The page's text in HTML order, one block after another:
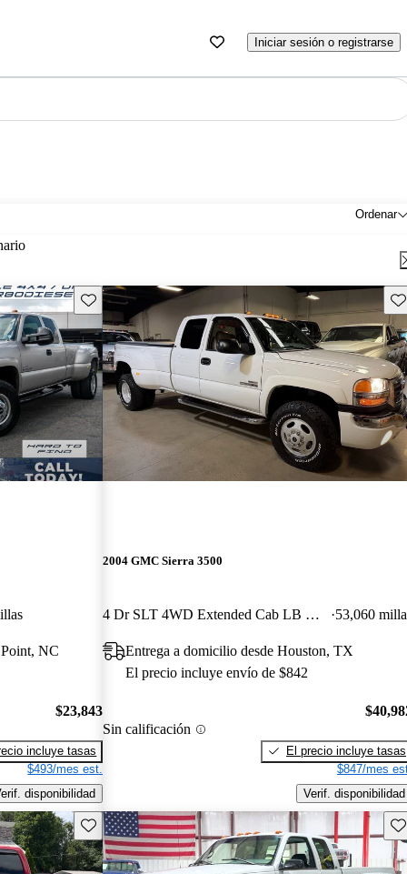
Iniciar sesión o registrarse
Ordenar
Guarda este Aviso
NC
$23,843
incluye tasas
$493/mes est.
disponibilidad
2004 GMC Sierra 3500
4 Dr SLT 4WD Extended Cab LB DRW 53,060
Entrega a domicilio desde Houston, TX
El precio incluye envío de $842
Sin calificación
El precio incluye tasas
$847/mes
Verif. disponibilidad
Guarda este Aviso